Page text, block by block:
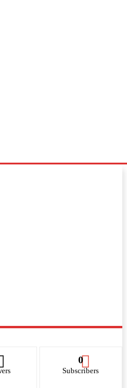
0
Subscribers